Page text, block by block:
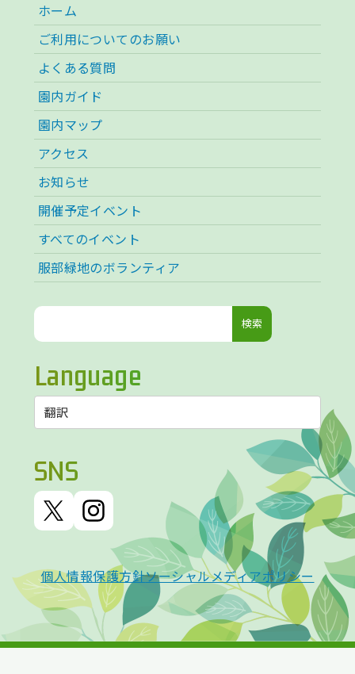
ホーム
ご利用についてのお願い
よくある質問
園内ガイド
園内マップ
アクセス
お知らせ
開催予定イベント
すべてのイベント
服部緑地のボランティア
検
Language
SNS
個人情報保護方針ソーシャルメディアポリシー